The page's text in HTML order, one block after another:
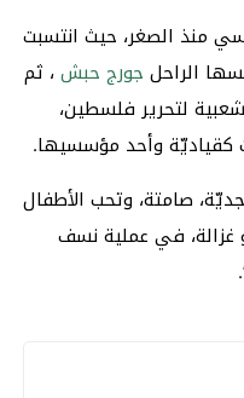
منذ الصغر، حيث انتسبت
الراحل جورج حبش، ثم
لتحرير فلسطين،
كقياديّة وأحد مؤسسيها.
صامتة، وتحب الأطفال
غزالة، في عملية نسف